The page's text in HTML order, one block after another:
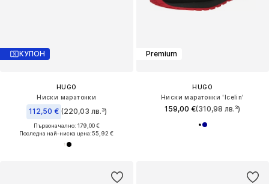
КУПОН
HUGO
Ниски маратонки
112,50 € (220,03 лв.³)
Първоначално: 179,00 €
Последна най-ниска цена:55,92 €
Premium
HUGO
Ниски маратонки 'Icelin'
159,00 €(310,98 лв.³)